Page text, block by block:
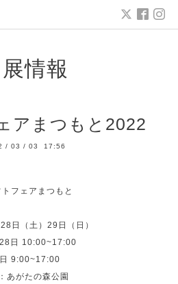
情報
アまつもと2022
/ 03 / 03 17:56
フェアまつもと
日（土）29日（日）
日 10:00~17:00
9:00~17:00
あがたの森公園